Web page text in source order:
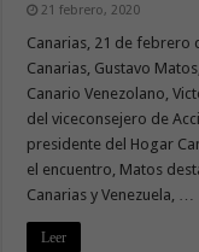
21 febrero, 2020
Canarias, 21 de febrero
Canarias, Gustavo
Canario Venezolano,
del viceconsejero de
presidente del Hogar
el encuentro, Matos
Canarias y Venezuela, …
Leer